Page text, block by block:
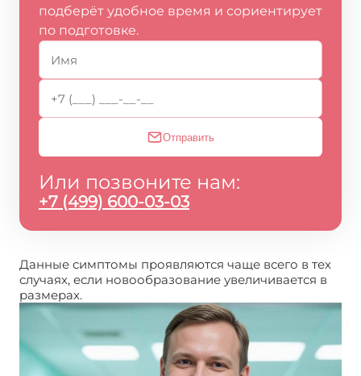
подберёт удобное время и сориентирует
по подготовке.
Отправить
Или позвоните нам:
+7 (499) 600-03-03
Данные симптомы проявляются чаще всего в тех
случаях, если новообразование увеличивается в
размерах.